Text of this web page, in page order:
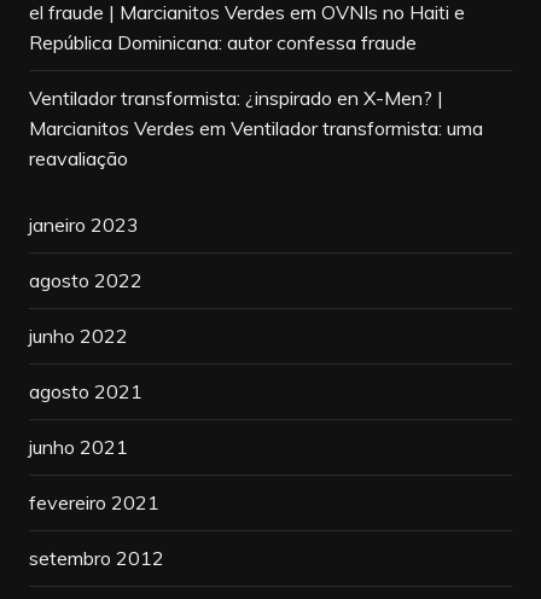
el fraude | Marcianitos Verdes em OVNIs no Haiti e
República Dominicana: autor confessa fraude
Ventilador transformista: ¿inspirado en X-Men? |
Marcianitos Verdes em Ventilador transformista: uma
reavaliação
janeiro 2023
agosto 2022
junho 2022
agosto 2021
junho 2021
fevereiro 2021
setembro 2012